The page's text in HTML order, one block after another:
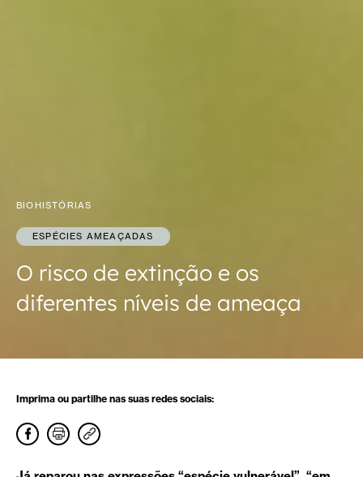
BIOHISTÓRIAS
ESPÉCIES AMEAÇADAS
O risco de extinção e os
diferentes níveis de ameaça
Imprima ou partilhe nas suas redes sociais: